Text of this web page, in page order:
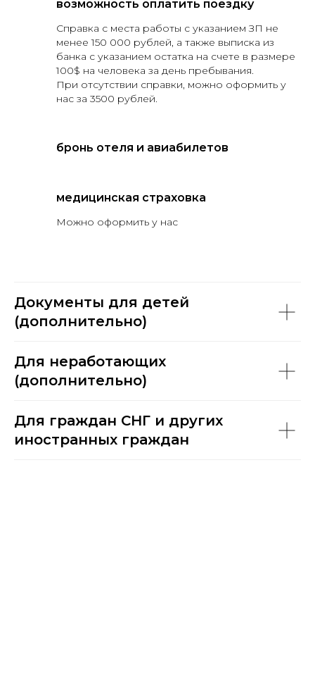
возможность оплатить поездку
Справка с места работы с указанием ЗП не
менее 150 000 рублей, а также выписка из
банка с указанием остатка на счете в размере
100$ на человека за день пребывания.
При отсутствии справки, можно оформить у
нас за 3500 рублей.
бронь отеля и авиабилетов
медицинская страховка
Можно оформить у нас
Документы для детей
(дополнительно)
Для неработающих
(дополнительно)
Для граждан СНГ и других
иностранных граждан